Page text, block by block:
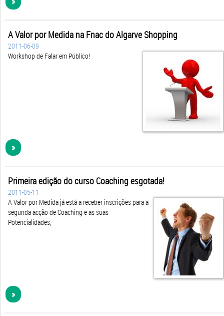
A Valor por Medida na Fnac do Algarve Shopping
2011-06-09
Workshop de Falar em Público!
»
Primeira edição do curso Coaching esgotada!
2011-05-11
A Valor por Medida já está a receber inscrições para a
segunda acção de Coaching e as suas
Potencialidades,
»